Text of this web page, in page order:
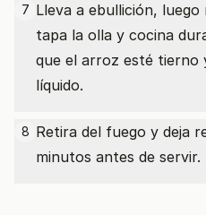
7 Lleva a ebullición,
tapa la olla y cocina
que el arroz esté tierno
líquido.
8 Retira del fuego y deja
minutos antes de servir.